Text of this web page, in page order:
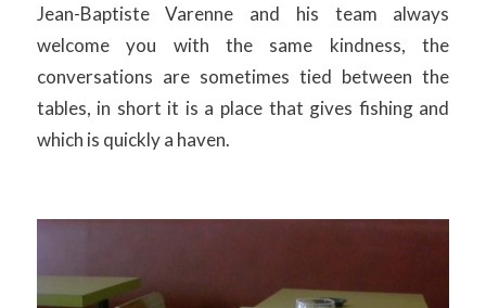
Jean-Baptiste Varenne and his team always
welcome you with the same kindness, the
conversations are sometimes tied between the
tables, in short it is a place that gives fishing and
which is quickly a haven.